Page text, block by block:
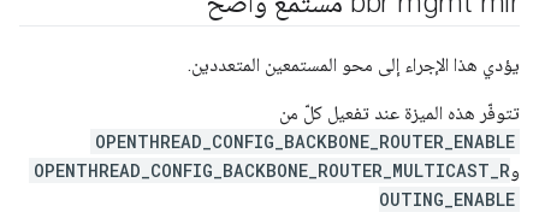
يؤدي هذا الإجراء إلى محو المستمعين المتعددين.
تتوفّر هذه الميزة عند تفعيل كلّ من
OPENTHREAD_CONFIG_BACKBONE_ROUTER_ENABLE
وOPENTHREAD_CONFIG_BACKBONE_ROUTER_MULTICAST_R
OUTING_ENABLE